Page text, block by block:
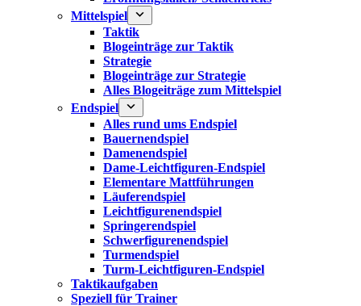
Mittelspiel
Taktik
Blogeinträge zur Taktik
Strategie
Blogeinträge zur Strategie
Alles Blogeiträge zum Mittelspiel
Endspiel
Alles rund ums Endspiel
Bauernendspiel
Damenendspiel
Dame-Leichtfiguren-Endspiel
Elementare Mattführungen
Läuferendspiel
Leichtfigurenendspiel
Springerendspiel
Schwerfigurenendspiel
Turmendspiel
Turm-Leichtfiguren-Endspiel
Taktikaufgaben
Speziell für Trainer